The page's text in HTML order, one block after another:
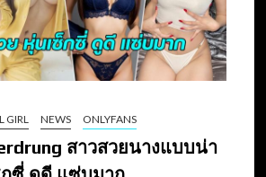
GIRL NEWS ONLYFANS
สาวสวยนางแบบน่า